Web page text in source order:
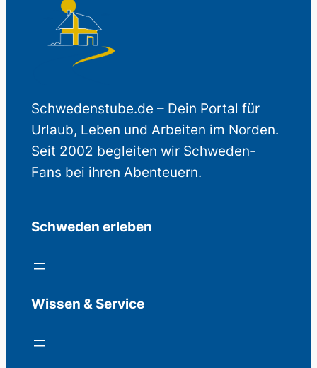
Schwedenstube.de – Dein Portal für
Urlaub, Leben und Arbeiten im Norden.
Seit 2002 begleiten wir Schweden-
Fans bei ihren Abenteuern.
Schweden erleben
Wissen & Service